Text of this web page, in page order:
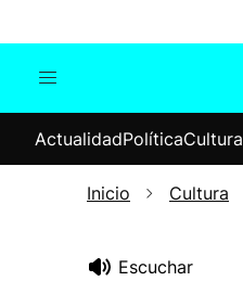
Internacional
ActualidadPolíticaCultura
Inicio Cultura
Escuchar